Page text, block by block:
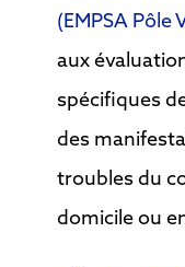
(EMPSA Pôle
aux
spécifiques
des
troubles du
domicile ou